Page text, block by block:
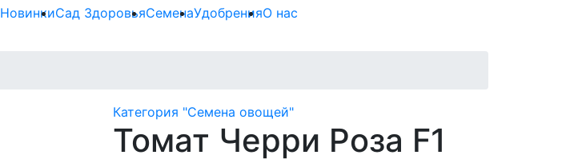
НовинкиСад ЗдоровьяСеменаУдобренияО нас
Категория "Семена овощей"
Томат Черри Роза F1